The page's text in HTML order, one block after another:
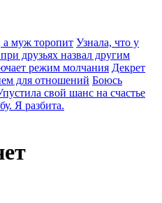
а муж торопит Узнала, что у
друзьях назвал другим
режим молчания Декрет
для отношений Боюсь
свой шанс на счастье
Я разбита.